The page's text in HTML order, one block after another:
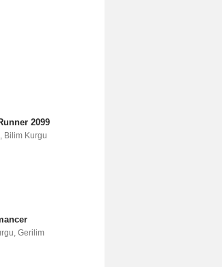
2099
Bilim Kurgu
Gerilim